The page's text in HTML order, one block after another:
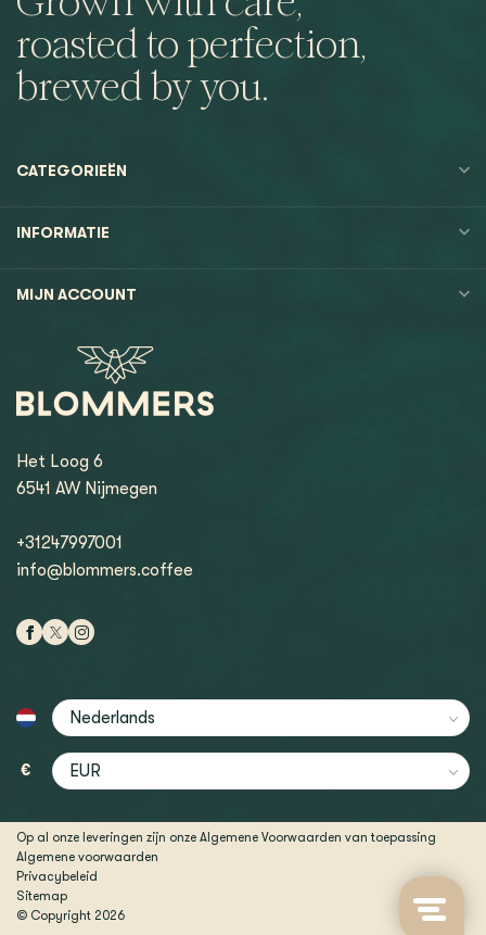
roasted to perfection,
brewed by you.
CATEGORIEËN
INFORMATIE
MIJN ACCOUNT
Het Loog 6
6541 AW Nijmegen
+31247997001
info@blommers.coffee
€
Op al onze leveringen zijn onze Algemene Voorwaarden van toepassing
Algemene voorwaarden
Privacybeleid
Sitemap
© Copyright 2026